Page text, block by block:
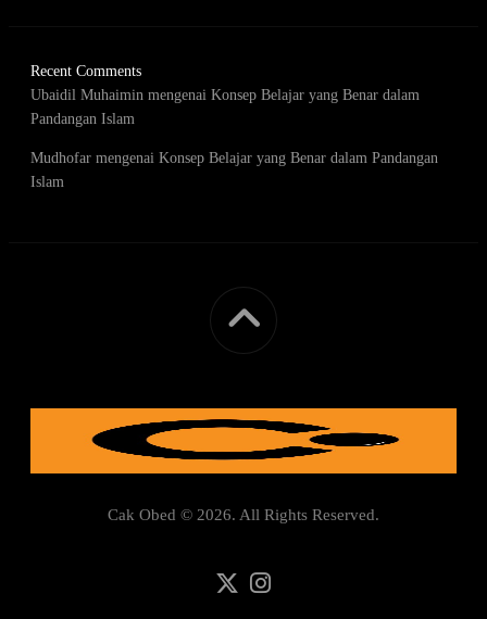
Recent Comments
Ubaidil Muhaimin mengenai Konsep Belajar yang Benar dalam
Pandangan Islam
Mudhofar mengenai Konsep Belajar yang Benar dalam Pandangan
Islam
Cak Obed © 2026. All Rights Reserved.